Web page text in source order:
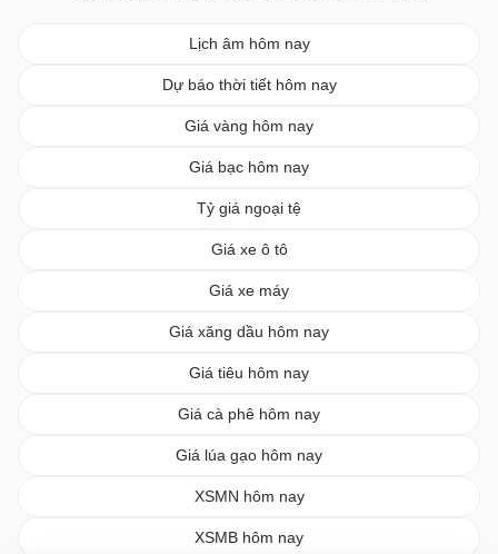
Lịch âm hôm nay
Dự báo thời tiết hôm nay
Giá vàng hôm nay
Giá bạc hôm nay
Tỷ giá ngoại tệ
Giá xe ô tô
Giá xe máy
Giá xăng dầu hôm nay
Giá tiêu hôm nay
Giá cà phê hôm nay
Giá lúa gạo hôm nay
XSMN hôm nay
XSMB hôm nay